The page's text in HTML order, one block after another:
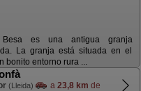
es una antigua granja
La granja está situada en el
bonito entorno rura ...
(Lleida) a 23,8 km de